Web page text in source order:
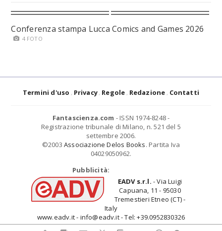
Conferenza stampa Lucca Comics and Games 2026
4 FOTO
Termini d'uso Privacy Regole Redazione Contatti
Fantascienza.com - ISSN 1974-8248 -
Registrazione tribunale di Milano, n. 521 del 5
settembre 2006.
©2003 Associazione Delos Books. Partita Iva
04029050962.
Pubblicità:
EADV s.r.l. - Via Luigi
Capuana, 11 - 95030
Tremestieri Etneo (CT) -
Italy
www.eadv.it - info@eadv.it - Tel: +39.0952830326